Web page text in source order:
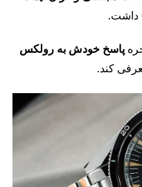
داشت.
پاسخ خودش به رولکس
کند.